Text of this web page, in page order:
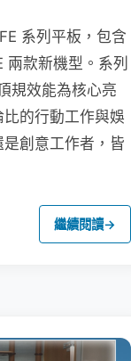
系列平板，包含
兩款新機型。系列
規效能為核心亮
的行動工作與娛
創意工作者，皆
繼續閱讀→